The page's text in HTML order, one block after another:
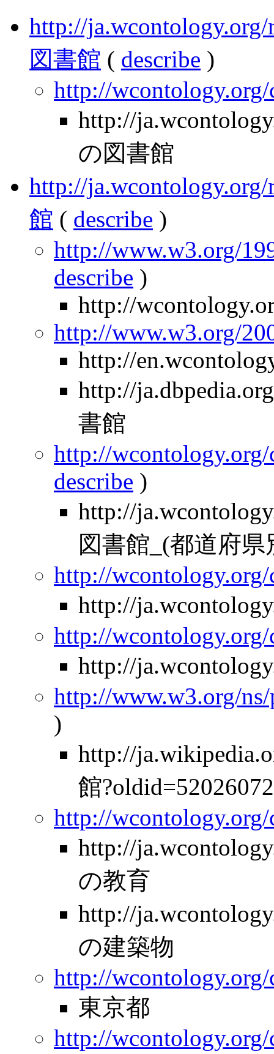
http://
図書館 ( describe )
http://wcontology.org/
http://
の図書館
http://
館 ( describe )
http://www.w3.org/
describe )
http://
http://www.w3.org/
http://
http://
書館
http://
describe )
http://
図書館_(都道府県
http://
http://
http://wcontology.org/
http://
http://www.w3.org/
)
http://
館?oldid=52026072
http://wcontology.org/
http://
の教育
http://
の建築物
http://
東京都
http://